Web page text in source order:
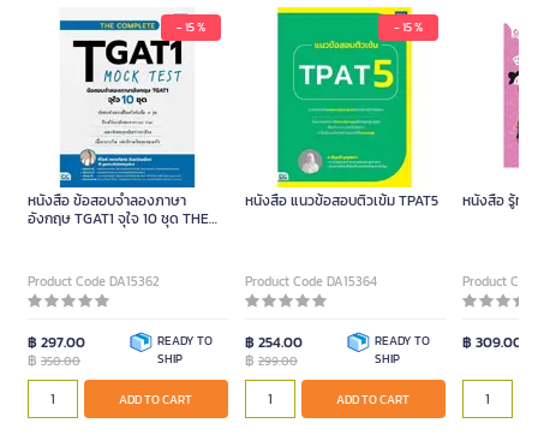
- 15 %
หนังสือ ข้อสอบจำลองภาษา
อังกฤษ TGAT1 จุใจ 10 ชุด THE
Product Code DA15362
฿ 297.00
฿ 350.00
READY TO
SHIP
ADD TO CART
- 15 %
หนังสือ แนวข้อสอบติวเข้ม TPAT5
Product Code DA15364
฿ 254.00
฿ 299.00
READY TO
SHIP
ADD TO CART
หนังสือ รู้ทัน
Product
฿ 309.00